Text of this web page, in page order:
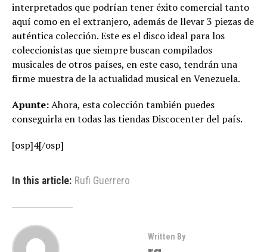
interpretados que podrían tener éxito comercial tanto
aquí como en el extranjero, además de llevar 3 piezas de
auténtica colección. Este es el disco ideal para los
coleccionistas que siempre buscan compilados
musicales de otros países, en este caso, tendrán una
firme muestra de la actualidad musical en Venezuela.
Apunte:Ahora, esta colección también puedes
conseguirla en todas las tiendas Discocenter del país.
[osp]4[/osp]
In this article: Rufi Guerrero
Written By